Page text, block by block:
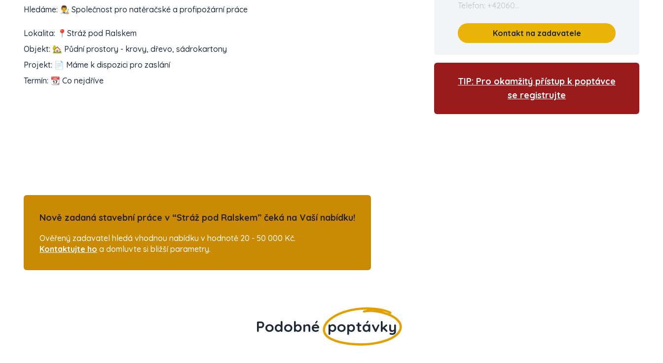
Hledáme: 👨‍🎨 Společnost pro natěračské a profipožární práce
Lokalita: 📍Stráž pod Ralskem
Objekt: 🏡 Půdní prostory - krovy, dřevo, sádrokartony
Projekt: 📄 Máme k dispozici pro zaslání
Termín: 📆 Co nejdříve
Nově zadaná stavební práce v “Stráž pod Ralskem” čeká na Vaší nabídku!
Ověřený zadavatel hledá vhodnou nabídku v hodnotě 20 - 50 000 Kč.
Kontaktujte ho a domluvte si bližší parametry.
Telefon: +42060...
Kontakt na zadavatele
TIP: Pro okamžitý přístup k poptávce
se registrujte
Podobné poptávky